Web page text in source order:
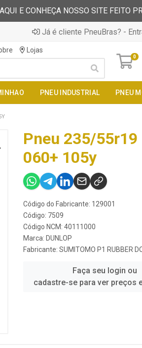
E CONHEÇA NOSSO SITE FEITO
Já é cliente PneuBras? -
Lojas
0
PNEU INDUSTRIAL PNEU
Pneu 235/
060+ 105y
Código do Fabricante: 129001
Código: 7509
Código NCM: 40111000
Marca: DUNLOP
Fabricante: SUMITOMO P1 RUBBER
Faça seu login ou
cadastre-se para ver preços